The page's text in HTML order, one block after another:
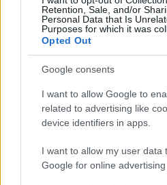
Retention, Sale, and/or
Personal Data that Is
Purposes for which it was
Opted Out
Google consents
I want to allow Google to
related to advertising like
device identifiers in apps.
I want to allow my user data
Google for online advertising
Κόσμος:
άρθρα